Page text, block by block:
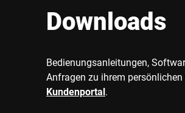
Downloads
Bedienungsanleitungen,
Anfragen zu ihrem
Kundenportal.